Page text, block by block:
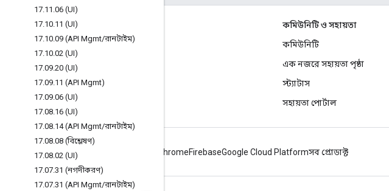
17.11 .06 (UI)
17.10.11 (UI)
17.10.09 (API Mgmt/রানটাইম)
17.10.02 (UI)
17.09.20 (UI)
17.09.11 (API Mgmt)
17.09.06 (UI)
17.08.16 (UI)
17.08.14 (API Mgmt/রানটাইম)
17.08.08 (বিশ্লেষণ)
17.08.02 (UI)
17.07.31 (নগদীকরণ)
17.07.31 (API Mgmt/রানটাইম)
Apigee সম্পর্কে
We're part of Google
ইভেন্টগুলি
পার্টনার
ই-বুক ও ওয়েবকাস্ট
কমিউনিটি ও সহায়তা
কমিউনিটি
এক নজরে সহায়তা পৃষ্ঠা
স্ট্যাটাস
সহায়তা পোর্টাল
ChromeFirebaseGoogle Cloud Platformসব প্রোডাক্ট